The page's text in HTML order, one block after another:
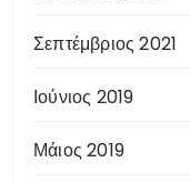
Σεπτέμβριος 2021
Ιούνιος 2019
Μάιος 2019